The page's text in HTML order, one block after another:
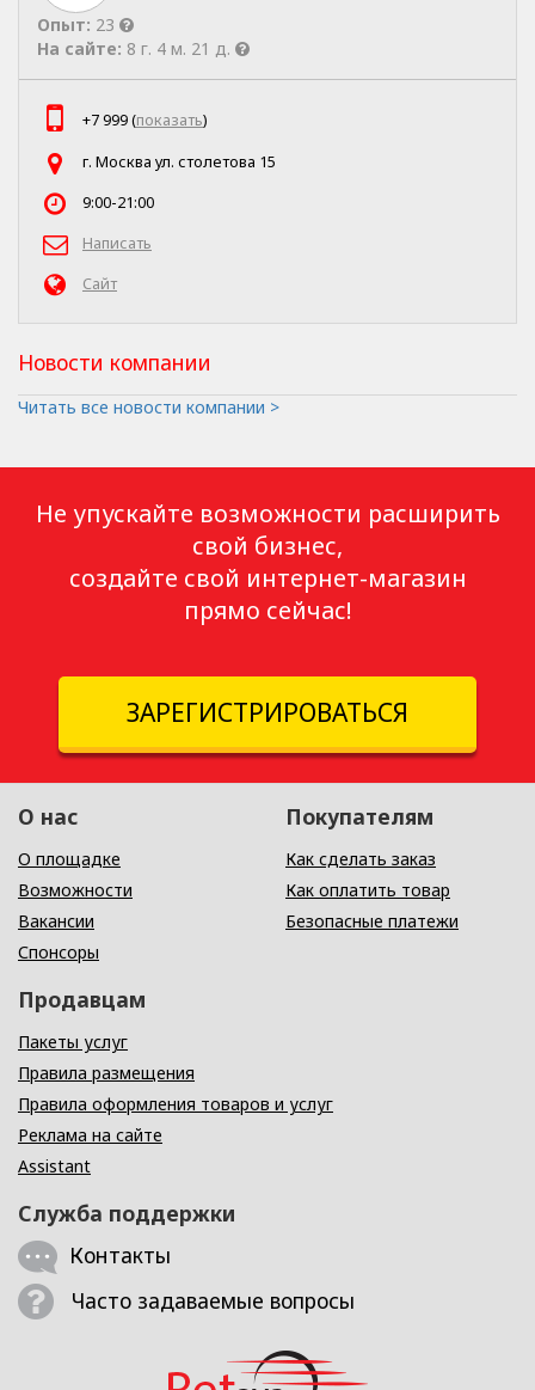
Опыт: 23
На сайте: 8 г. 4 м. 21 д.
+7 999 (показать)
г. Москва ул. столетова 15
9:00-21:00
Написать
Сайт
Новости компании
Читать все новости компании >
Не упускайте возможности расширить
свой бизнес,
создайте свой интернет-магазин
прямо сейчас!
ЗАРЕГИСТРИРОВАТЬСЯ
О нас
О площадке
Возможности
Вакансии
Спонсоры
Покупателям
Как сделать заказ
Как оплатить товар
Безопасные платежи
Продавцам
Пакеты услуг
Правила размещения
Правила оформления товаров и услуг
Реклама на сайте
Assistant
Служба поддержки
Контакты
Часто задаваемые вопросы